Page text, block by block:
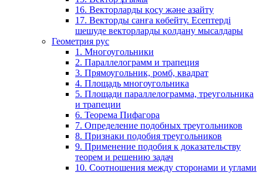
16. Векторларды қосу және азайту
17. Векторды санға көбейту. Есептерді
шешуде векторларды қолдану мысалдары
Геометрия рус
1. Многоугольники
2. Параллелограмм и трапеция
3. Прямоугольник, ромб, квадрат
4. Площадь многоугольника
5. Площади параллелограмма, треугольника
и трапеции
6. Теорема Пифагора
7. Определение подобных треугольников
8. Признаки подобия треугольников
9. Применение подобия к доказательству
теорем и решению задач
10. Соотношения между сторонами и углами